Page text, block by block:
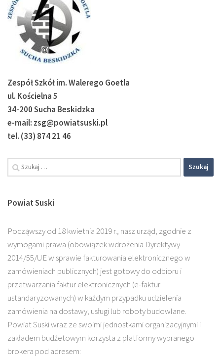
Zespół Szkół im. Walerego Goetla
ul. Kościelna 5
34-200 Sucha Beskidzka
e-mail: zsg@powiatsuski.pl
tel. (33) 874 21 46
Szukaj:
Powiat Suski
Począwszy od 18 kwietnia 2019 r., nasz urząd, zgodnie z
wymogami prawa (obowiązek wdrożenia Dyrektywy
2014/55/UE w sprawie fakturowania elektronicznego w
zamówieniach publicznych) jest gotowy do odbioru i
przetwarzania faktur elektronicznych (e-faktur
ustandaryzowanych) w każdym przypadku udzielenia
zamówienia na dostawy, usługi lub roboty budowlane.
Powiat Suski wraz ze swoimi jednostkami organizacyjnymi i
zakładem budżetowym korzysta z platformy wybranego
brokera pod adresem: